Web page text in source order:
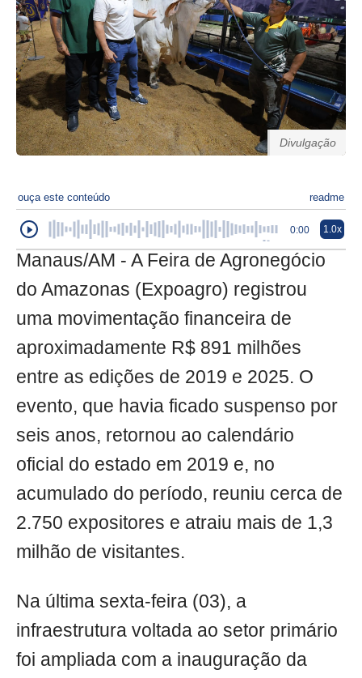
Divulgação
ouça este conteúdo readme
0:00 1.0x
Manaus/AM - A Feira de Agronegócio
do Amazonas (Expoagro) registrou
uma movimentação financeira de
aproximadamente R$ 891 milhões
entre as edições de 2019 e 2025. O
evento, que havia ficado suspenso por
seis anos, retornou ao calendário
oficial do estado em 2019 e, no
acumulado do período, reuniu cerca de
2.750 expositores e atraiu mais de 1,3
milhão de visitantes.
Na última sexta-feira (03), a
infraestrutura voltada ao setor primário
foi ampliada com a inauguração da